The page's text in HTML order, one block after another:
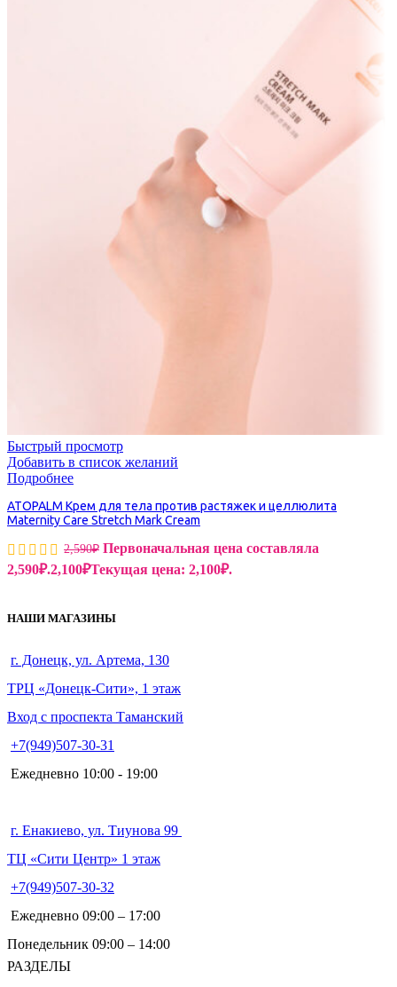
Быстрый просмотр
Добавить в список желаний
Подробнее
ATOPALM Крем для тела против растяжек и целлюлита
Maternity Care Stretch Mark Cream
2,590₽ Первоначальная цена составляла
2,590₽.2,100₽Текущая цена: 2,100₽.
НАШИ МАГАЗИНЫ
г. Донецк, ул. Артема, 130
ТРЦ «Донецк-Сити», 1 этаж
Вход с проспекта Таманский
+7(949)507-30-31
Ежедневно 10:00 - 19:00
г. Енакиево, ул. Тиунова 99
ТЦ «Сити Центр» 1 этаж
+7(949)507-30-32
Ежедневно 09:00 – 17:00
Понедельник 09:00 – 14:00
РАЗДЕЛЫ